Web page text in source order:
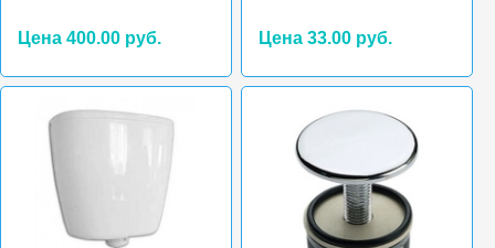
Цена 400.00 руб. Цена 33.00 руб.